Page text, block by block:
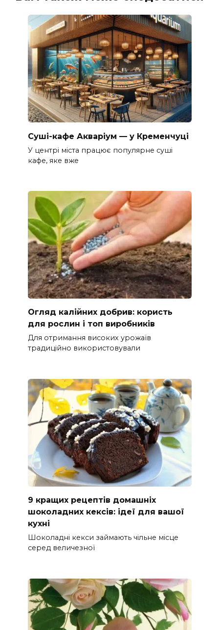
Суші-кафе Акваріум — у Кременчуці
У центрі міста працює популярне суші
кафе, яке вже
Огляд калійних добрив: користь
для рослин і топ виробників
Для отримання високих урожаїв
традиційно використовували
9 кращих рецептів домашніх
шоколадних кексів: ідеї для вашої
кухні
Шоколадні кекси займають чільне місце
серед величезної